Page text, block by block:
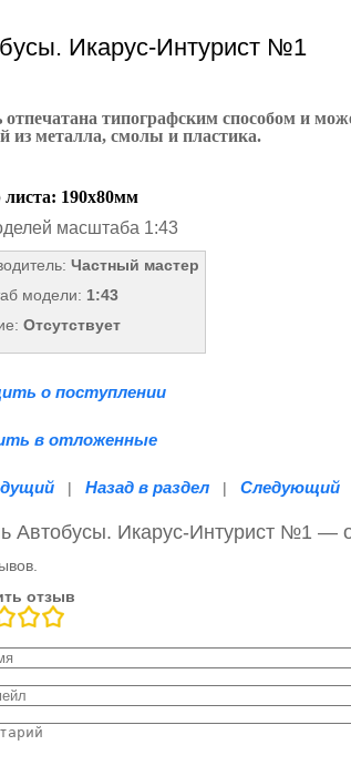
Икарус-Интурист №1
отпечатана типографским способом и
из металла, смолы и пластика.
листа: 190х80мм
масштаба 1:43
Частный мастер
модели: 1:43
Отсутствует
о поступлении
в отложенные
| Назад в раздел | Следующий
Автобусы. Икарус-Интурист №1 —
отзыв